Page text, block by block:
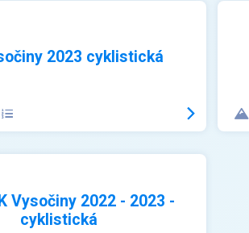
2023 cyklistická
Vysočiny 2022 - 2023 -
cyklistická